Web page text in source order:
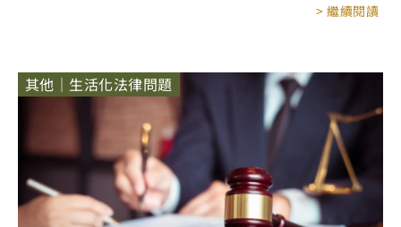
> 繼續閱讀
其他｜生活化法律問題